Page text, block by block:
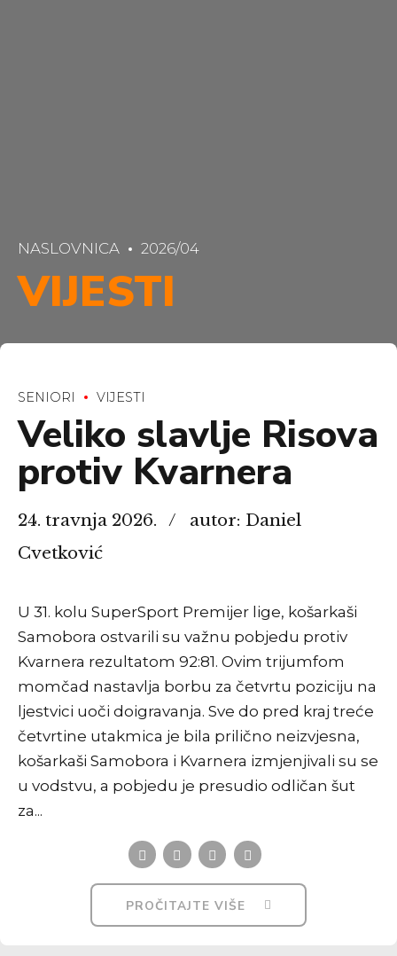
NASLOVNICA 2026/04
VIJESTI
SENIORI VIJESTI
Veliko slavlje Risova
protiv Kvarnera
24. travnja 2026.
autor: Daniel
Cvetković
U 31. kolu SuperSport Premijer lige, košarkaši
Samobora ostvarili su važnu pobjedu protiv
Kvarnera rezultatom 92:81. Ovim trijumfom
momčad nastavlja borbu za četvrtu poziciju na
ljestvici uoči doigravanja. Sve do pred kraj treće
četvrtine utakmica je bila prilično neizvjesna,
košarkaši Samobora i Kvarnera izmjenjivali su se
u vodstvu, a pobjedu je presudio odličan šut
za...
PROČITAJTE VIŠE